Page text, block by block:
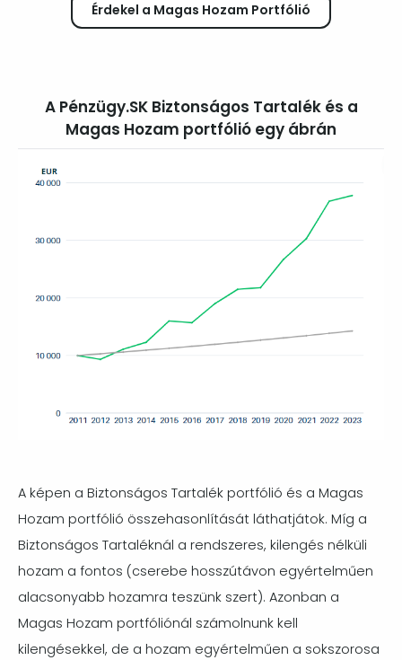
Érdekel a Magas Hozam Portfólió
A Pénzügy.SK Biztonságos Tartalék és a
Magas Hozam portfólió egy ábrán
A képen a Biztonságos Tartalék portfólió és a Magas
Hozam portfólió összehasonlítását láthatjátok. Míg a
Biztonságos Tartaléknál a rendszeres, kilengés nélküli
hozam a fontos (cserebe hosszútávon egyértelműen
alacsonyabb hozamra teszünk szert). Azonban a
Magas Hozam portfóliónál számolnunk kell
kilengésekkel, de a hozam egyértelműen a sokszorosa